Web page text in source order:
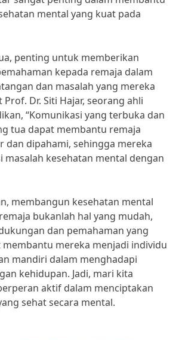
mental yang kuat pada
penting untuk memberikan
kepada remaja dalam
dan masalah yang mereka
Dr. Siti Hajar, seorang ahli
“Komunikasi yang terbuka dan
tua dapat membantu remaja
dan dipahami, sehingga mereka
masalah kesehatan mental dengan
membangun kesehatan mental
bukanlah hal yang mudah,
dan pemahaman yang
mereka menjadi individu
mandiri dalam menghadapi
kehidupan. Jadi, mari kita
aktif dalam menciptakan
sehat secara mental.